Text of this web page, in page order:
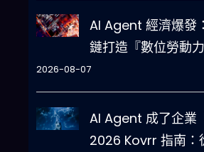
AI Agent 經濟爆發
鏈打造『數位勞動
2026-08-07
AI Agent 成了企業
2026 Kovrr 指南：